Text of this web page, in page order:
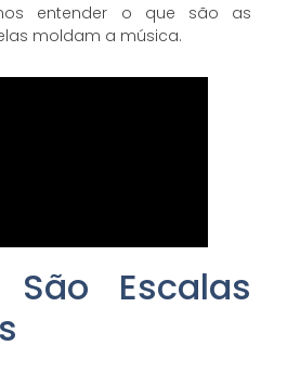
entender o que são as
moldam a música.
Escalas